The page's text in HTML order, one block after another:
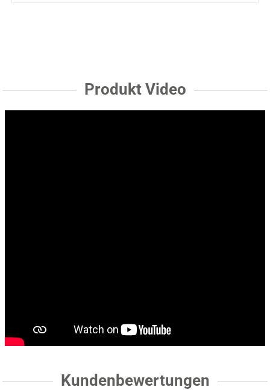
Produkt Video
Kundenbewertungen